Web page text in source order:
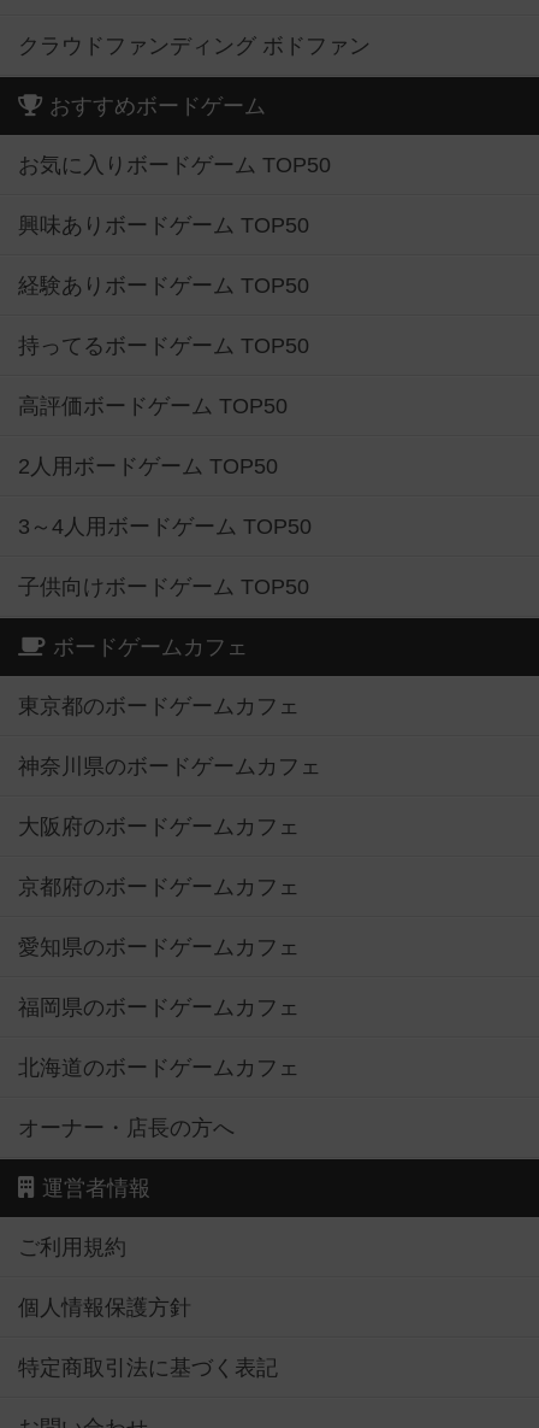
クラウドファンディング ボドファン
おすすめボードゲーム
お気に入りボードゲーム TOP50
興味ありボードゲーム TOP50
経験ありボードゲーム TOP50
持ってるボードゲーム TOP50
高評価ボードゲーム TOP50
2人用ボードゲーム TOP50
3～4人用ボードゲーム TOP50
子供向けボードゲーム TOP50
ボードゲームカフェ
東京都のボードゲームカフェ
神奈川県のボードゲームカフェ
大阪府のボードゲームカフェ
京都府のボードゲームカフェ
愛知県のボードゲームカフェ
福岡県のボードゲームカフェ
北海道のボードゲームカフェ
オーナー・店長の方へ
運営者情報
ご利用規約
個人情報保護方針
特定商取引法に基づく表記